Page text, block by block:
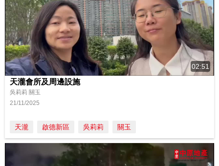
02:51
天瀧會所及周邊設施
吳莉莉 關玉
21/11/2025
天瀧 啟德新區 吳莉莉 關玉